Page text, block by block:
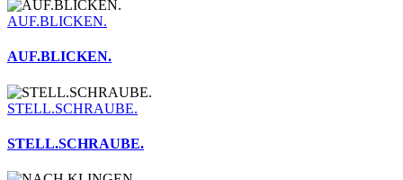
AUF.BLICKEN.
AUF.BLICKEN.
STELL.SCHRAUBE.
STELL.SCHRAUBE.